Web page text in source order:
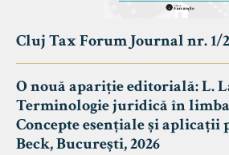
Cluj Tax Forum Journal nr. 1/
O nouă apariție editorială: L.
Terminologie juridică în limba
Concepte esențiale și aplicații
Beck, București, 2026